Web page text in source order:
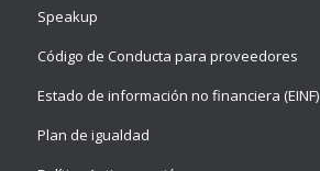
Speakup
Código de Conducta para proveedores
Estado de información no financiera (EINF)
Plan de igualdad